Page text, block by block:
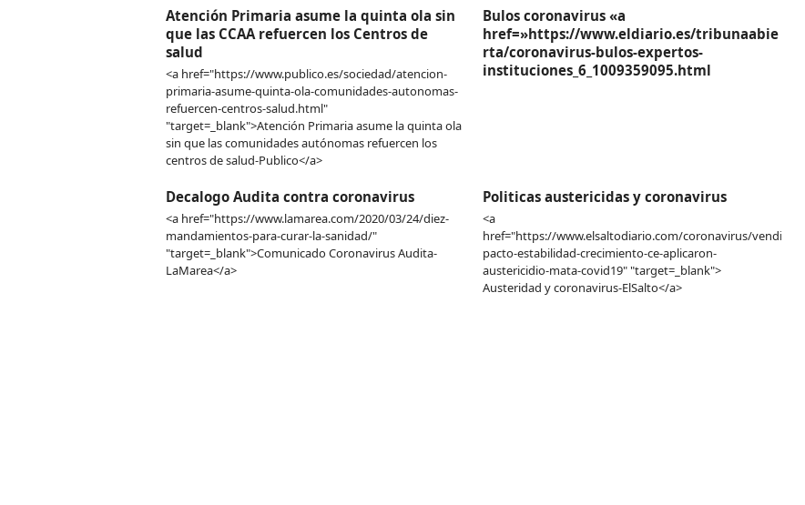
Atención Primaria asume la quinta ola sin
que las CCAA refuercen los Centros de
salud
<a href="https://www.publico.es/sociedad/atencion-
primaria-asume-quinta-ola-comunidades-autonomas-
refuercen-centros-salud.html"
"target=_blank">Atención Primaria asume la quinta ola
sin que las comunidades autónomas refuercen los
centros de salud-Publico</a>
Bulos coronavirus «a
href=»https://www.eldiario.es/tribunaabie
rta/coronavirus-bulos-expertos-
instituciones_6_1009359095.html
Decalogo Audita contra coronavirus
<a href="https://www.lamarea.com/2020/03/24/diez-
mandamientos-para-curar-la-sanidad/"
"target=_blank">Comunicado Coronavirus Audita-
LaMarea</a>
Politicas austericidas y coronavirus
<a
href="https://www.elsaltodiario.com/coronavirus/vendieron-
pacto-estabilidad-crecimiento-ce-aplicaron-
austericidio-mata-covid19" "target=_blank">
Austeridad y coronavirus-ElSalto</a>